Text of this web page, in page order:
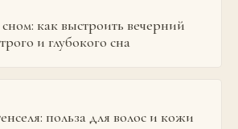
как выстроить вечерний
и глубокого сна
польза для волос и кожи